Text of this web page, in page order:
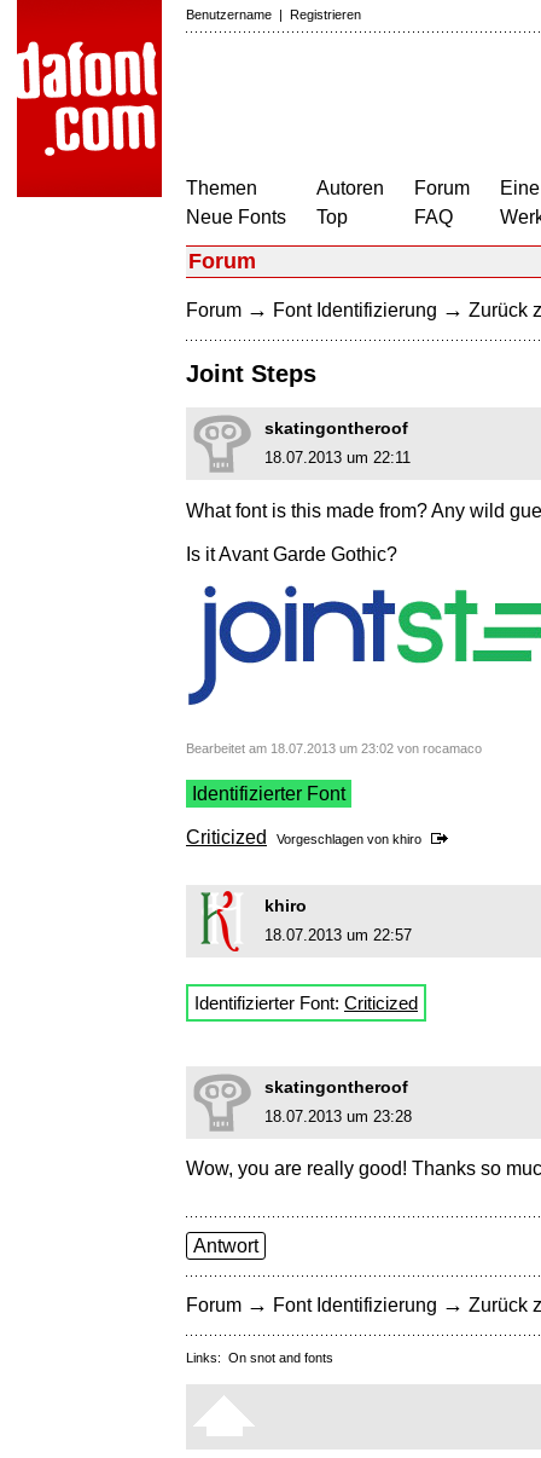
Benutzername | Registrieren
Themen
Neue Fonts
Autoren
Top
Forum
FAQ
Forum
Forum → Font Identifizierung → Zurück
Joint Steps
skatingontheroof
18.07.2013 um 22:11
What font is this made from? Any wild
Is it Avant Garde Gothic?
Bearbeitet am 18.07.2013 um 23:02 von rocamaco
Identifizierter Font
Criticized Vorgeschlagen von khiro
khiro
18.07.2013 um 22:57
Identifizierter Font: Criticized
skatingontheroof
18.07.2013 um 23:28
Wow, you are really good! Thanks so
Antwort
Forum → Font Identifizierung → Zurück
Links: On snot and fonts